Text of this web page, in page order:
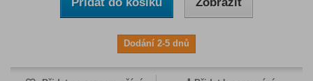
Dodání 2-5 dnů